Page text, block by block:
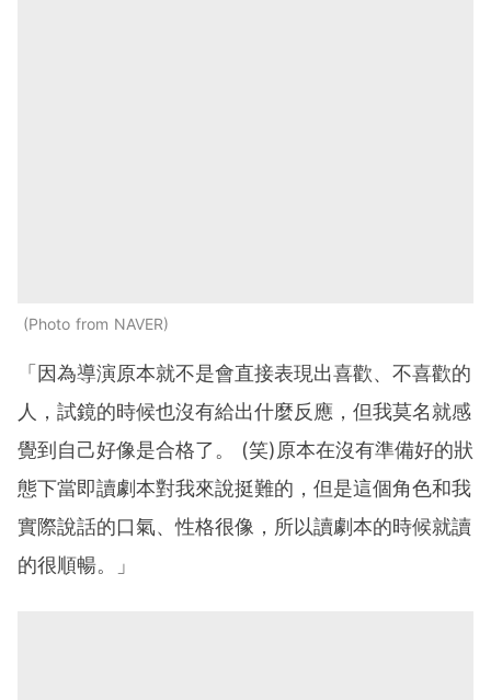
Photo from NAVER
「因為導演原本就不是會直接表現出喜歡、不喜歡的
人，試鏡的時候也沒有給出什麼反應，但我莫名就感
覺到自己好像是合格了。 (笑)原本在沒有準備好的狀
態下當即讀劇本對我來說挺難的，但是這個角色和我
實際說話的口氣、性格很像，所以讀劇本的時候就讀
的很順暢。」